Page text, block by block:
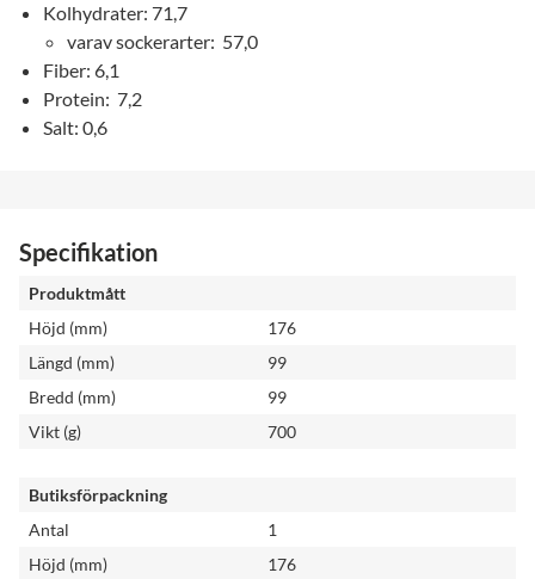
Kolhydrater: 71,7
varav sockerarter: 57,0
Fiber: 6,1
Protein: 7,2
Salt: 0,6
Specifikation
Produktmått
Höjd (mm)
176
Längd (mm)
99
Bredd (mm)
99
Vikt (g)
700
Butiksförpackning
Antal
1
Höjd (mm)
176